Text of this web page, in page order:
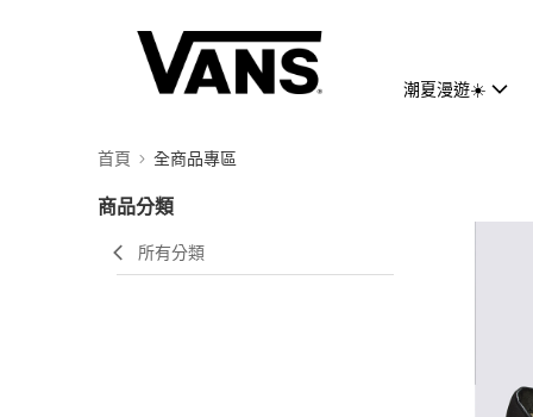
潮夏漫遊☀️
首頁 全商品專區
商品分類
所有分類